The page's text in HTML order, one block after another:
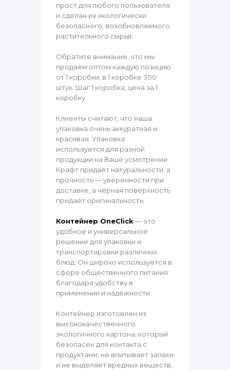
прост для любого пользователя
и сделан из экологически
безопасного, возобновляемого
растительного сырья.
Обратите внимание, что мы
продаём оптом каждую позицию
от 1 коробки, в 1 коробке 300
штук. Шаг 1 коробка, цена за 1
коробку.
Клиенты считают, что наша
упаковка очень аккуратная и
красивая. Упаковка
используется для разной
продукции на Ваше усмотрение.
Крафт придаёт натуральности, а
прочность — уверенности при
доставке, а чёрная поверхность
придаёт оригинальность.
Контейнер OneClick— это
удобное и универсальное
решение для упаковки и
транспортировки различных
блюд. Он широко используется в
сфере общественного питания
благодаря удобству в
применении и надёжности.
Контейнер изготовлен из
высококачественного
экологичного картона, который
безопасен для контакта с
продуктами, не впитывает запахи
и не выделяет вредных веществ,